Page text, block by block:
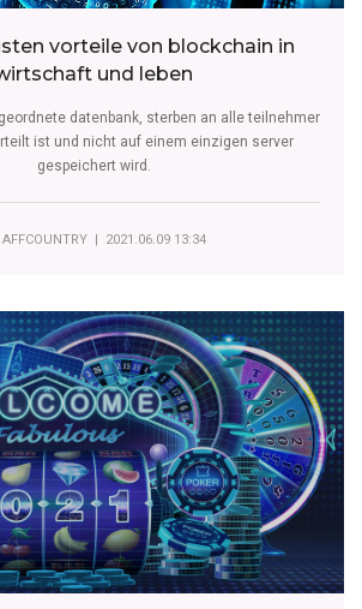
vorteile von blockchain in
und leben
datenbank, sterben an alle teilnehmer
ist und nicht auf einem einzigen server
gespeichert wird.
AFFCOUNTRY| 2021.06.09 13:34